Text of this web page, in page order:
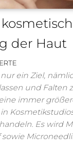
der Haut
ein Ziel,
und Falten
immer
Es wird